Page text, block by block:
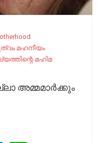
മഹനീയം
മഹിമ
അമ്മമാർക്കും